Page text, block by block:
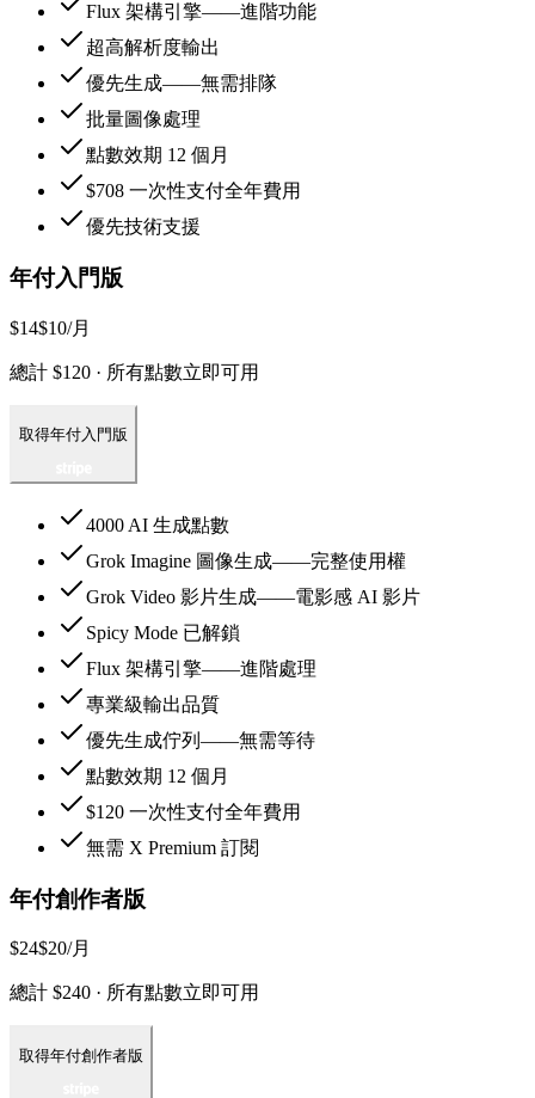
Flux 架構引擎——進階功能
超高解析度輸出
優先生成——無需排隊
批量圖像處理
點數效期 12 個月
$708 一次性支付全年費用
優先技術支援
年付入門版
$14$10/月
總計 $120 · 所有點數立即可用
取得年付入門版
4000 AI 生成點數
Grok Imagine 圖像生成——完整使用權
Grok Video 影片生成——電影感 AI 影片
Spicy Mode 已解鎖
Flux 架構引擎——進階處理
專業級輸出品質
優先生成佇列——無需等待
點數效期 12 個月
$120 一次性支付全年費用
無需 X Premium 訂閱
年付創作者版
$24$20/月
總計 $240 · 所有點數立即可用
取得年付創作者版